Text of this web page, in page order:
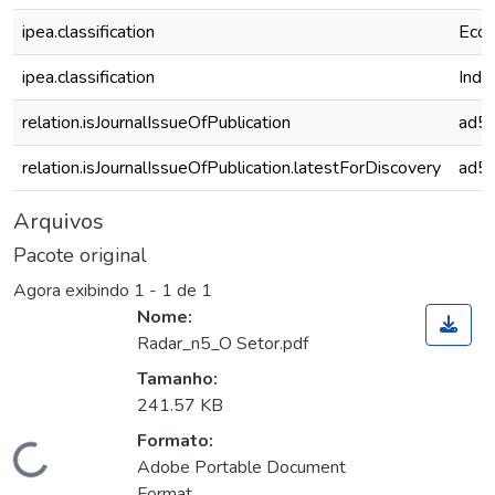
ipea.classification
ipea.classification
relation.isJournalIssueOfPublication
relation.isJournalIssueOfPublication.latestForDiscovery
Arquivos
Pacote original
Agora exibindo 1 - 1 de 1
Nome:
Radar_n5_O Setor.pdf
Tamanho:
241.57 KB
Formato:
Adobe Portable Document